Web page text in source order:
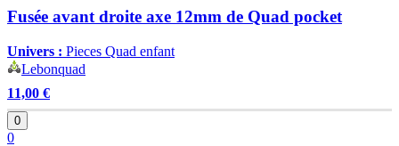
Fusée avant droite axe 12mm de Quad pocket
Univers : Pieces Quad enfant
Lebonquad
11,00 €
0
0